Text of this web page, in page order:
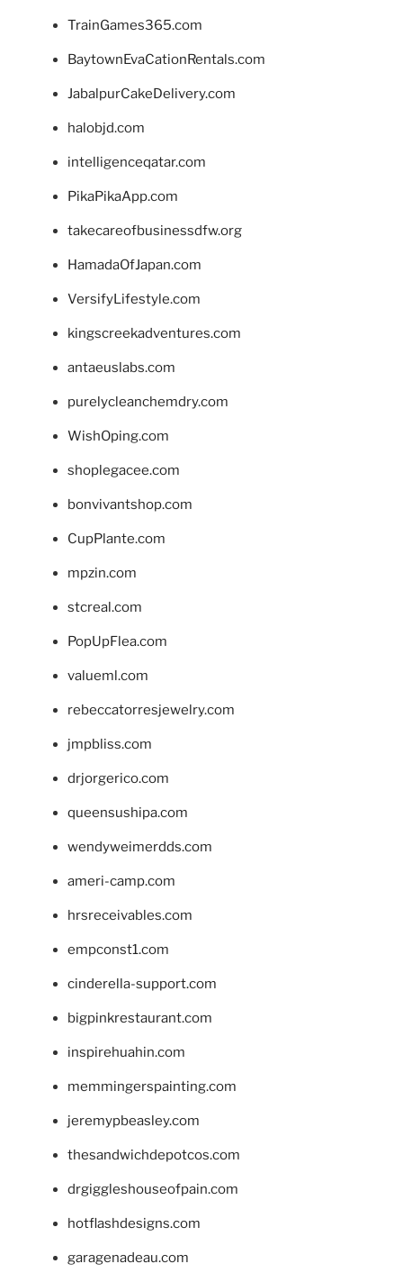
TrainGames365.com
BaytownEvaCationRentals.com
JabalpurCakeDelivery.com
halobjd.com
intelligenceqatar.com
PikaPikaApp.com
takecareofbusinessdfw.org
HamadaOfJapan.com
VersifyLifestyle.com
kingscreekadventures.com
antaeuslabs.com
purelycleanchemdry.com
WishOping.com
shoplegacee.com
bonvivantshop.com
CupPlante.com
mpzin.com
stcreal.com
PopUpFlea.com
valueml.com
rebeccatorresjewelry.com
jmpbliss.com
drjorgerico.com
queensushipa.com
wendyweimerdds.com
ameri-camp.com
hrsreceivables.com
empconst1.com
cinderella-support.com
bigpinkrestaurant.com
inspirehuahin.com
memmingerspainting.com
jeremypbeasley.com
thesandwichdepotcos.com
drgiggleshouseofpain.com
hotflashdesigns.com
garagenadeau.com